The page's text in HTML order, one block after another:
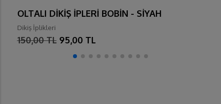
OLTALI DİKİŞ İPLERİ BOBİN - SİYAH
Dikiş İplikleri
150,00 TL 95,00 TL